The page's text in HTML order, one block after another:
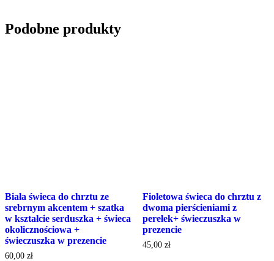
Podobne produkty
Biała świeca do chrztu ze
srebrnym akcentem + szatka
w kształcie serduszka + świeca
okolicznościowa +
świeczuszka w prezencie
60,00 zł
Fioletowa świeca do chrztu z
dwoma pierścieniami z
perełek+ świeczuszka w
prezencie
45,00 zł